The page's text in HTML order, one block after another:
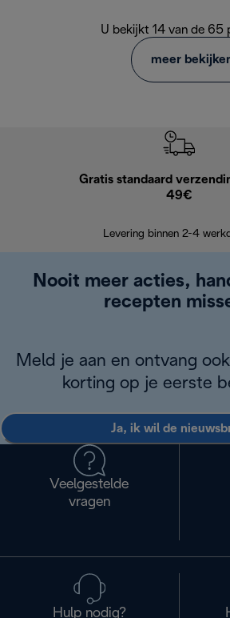
U bekijkt 14 van de 65
meer
Gratis standaard
49€
Levering binnen 2-4
Nooit meer acties,
recepten
Meld je aan en ontvang
korting op je eerste
Ja, ik wil de
Veelgestelde
vragen
Hulp nodig?